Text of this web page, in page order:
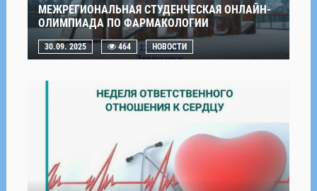
МЕЖРЕГИОНАЛЬНАЯ СТУДЕНЧЕСКАЯ ОНЛАЙН-
ОЛИМПИАДА ПО ФАРМАКОЛОГИИ
30.09. 2025 464 НОВОСТИ